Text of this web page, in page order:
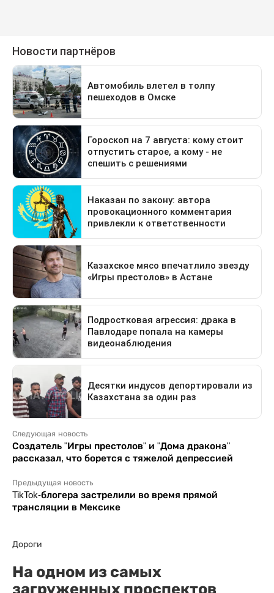
Следующая новость
Создатель "Игры престолов" и "Дома дракона"
рассказал, что борется с тяжелой депрессией
Предыдущая новость
TikTok-блогера застрелили во время прямой
трансляции в Мексике
Дороги
На одном из самых
загруженных проспектов